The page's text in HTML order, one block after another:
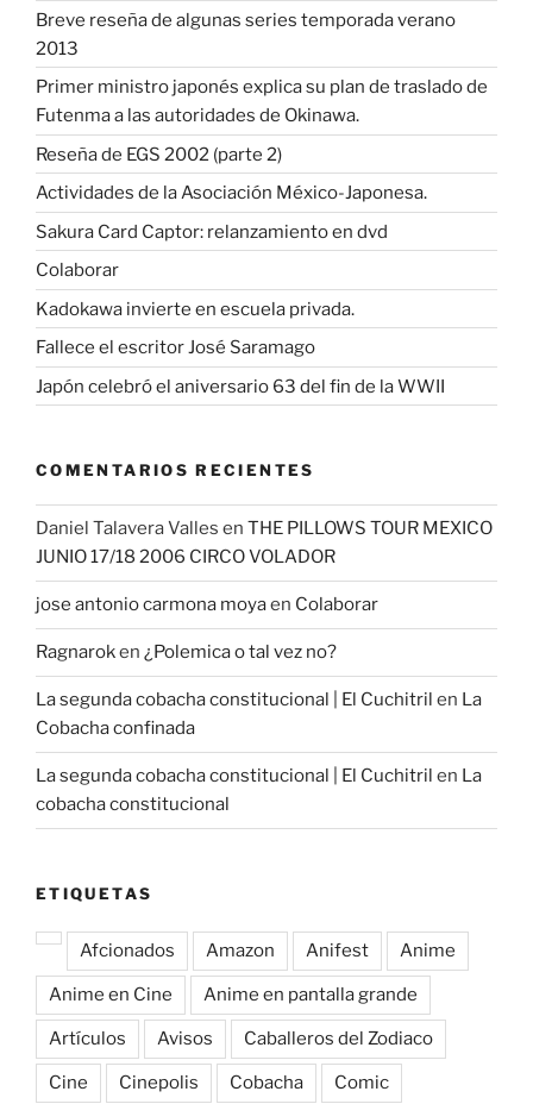
Breve reseña de algunas series temporada verano
2013
Primer ministro japonés explica su plan de traslado de
Futenma a las autoridades de Okinawa.
Reseña de EGS 2002 (parte 2)
Actividades de la Asociación México-Japonesa.
Sakura Card Captor: relanzamiento en dvd
Colaborar
Kadokawa invierte en escuela privada.
Fallece el escritor José Saramago
Japón celebró el aniversario 63 del fin de la WWII
COMENTARIOS RECIENTES
Daniel Talavera Valles en THE PILLOWS TOUR MEXICO
JUNIO 17/18 2006 CIRCO VOLADOR
jose antonio carmona moyaen Colaborar
Ragnaroken ¿Polemica o tal vez no?
La segunda cobacha constitucional | El Cuchitril en La
Cobacha confinada
La segunda cobacha constitucional | El Cuchitril en La
cobacha constitucional
ETIQUETAS
Afcionados Amazon Anifest Anime
Anime en Cine Anime en pantalla grande
Artículos Avisos Caballeros del Zodiaco
Cine Cinepolis Cobacha Comic